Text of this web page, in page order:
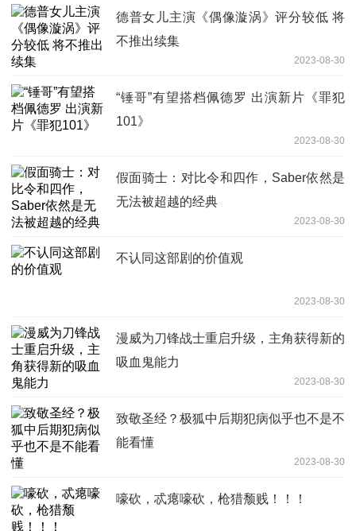
德普女儿主演《偶像漩涡》评分较低 将
不推出续集
2023-08-30
“锤哥”有望搭档佩德罗 出演新片《罪犯
101》
2023-08-30
假面骑士：对比令和四作，Saber依然是
无法被超越的经典
2023-08-30
不认同这部剧的价值观
2023-08-30
漫威为刀锋战士重启升级，主角获得新的
吸血鬼能力
2023-08-30
致敬圣经？极狐中后期犯病似乎也不是不
能看懂
2023-08-30
嚎砍，忒瘪嚎砍，枪猎颓贱！！！